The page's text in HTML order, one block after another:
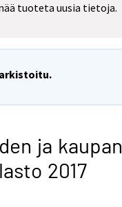
tuoteta uusia tietoja.
ja kaupan
2017